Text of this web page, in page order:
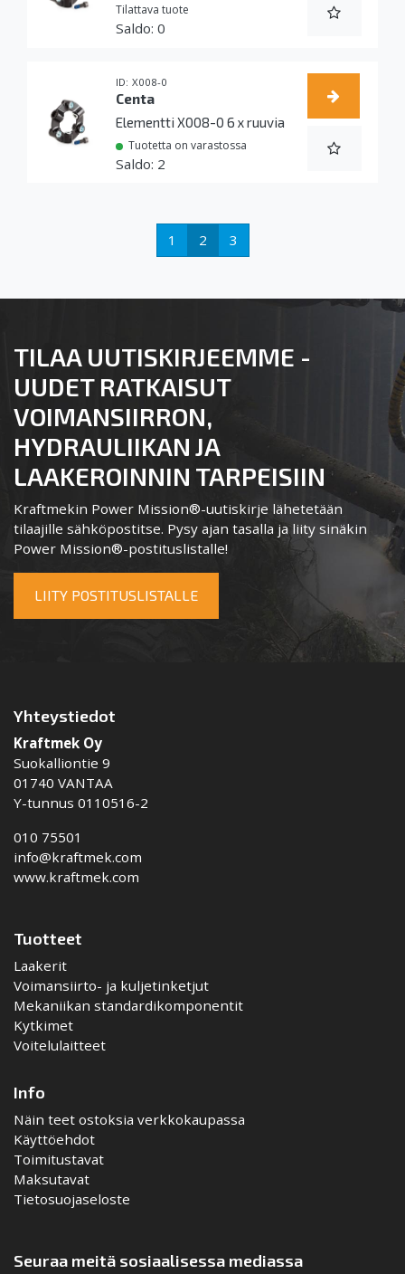
Tilattava tuote
0
X008-0
Centa
Elementti X008-0 6 x ruuvia
Tuotetta on varastossa
2
1 2 3
TILAA UUTISKIRJEEMME -
UUDET RATKAISUT
VOIMANSIIRRON,
HYDRAULIIKAN JA
LAAKEROINNIN TARPEISIIN
Kraftmekin Power Mission®-uutiskirje lähetetään
tilaajille sähköpostitse. Pysy ajan tasalla ja liity sinäkin
Power Mission®-postituslistalle!
LIITY POSTITUSLISTALLE
Yhteystiedot
Kraftmek Oy
Suokalliontie 9
01740 VANTAA
Y-tunnus 0110516-2
010 75501
info@kraftmek.com
www.kraftmek.com
Tuotteet
Laakerit
Voimansiirto- ja kuljetinketjut
Mekaniikan standardikomponentit
Kytkimet
Voitelulaitteet
Info
Näin teet ostoksia verkkokaupassa
Käyttöehdot
Toimitustavat
Maksutavat
Tietosuojaseloste
Seuraa meitä sosiaalisessa mediassa